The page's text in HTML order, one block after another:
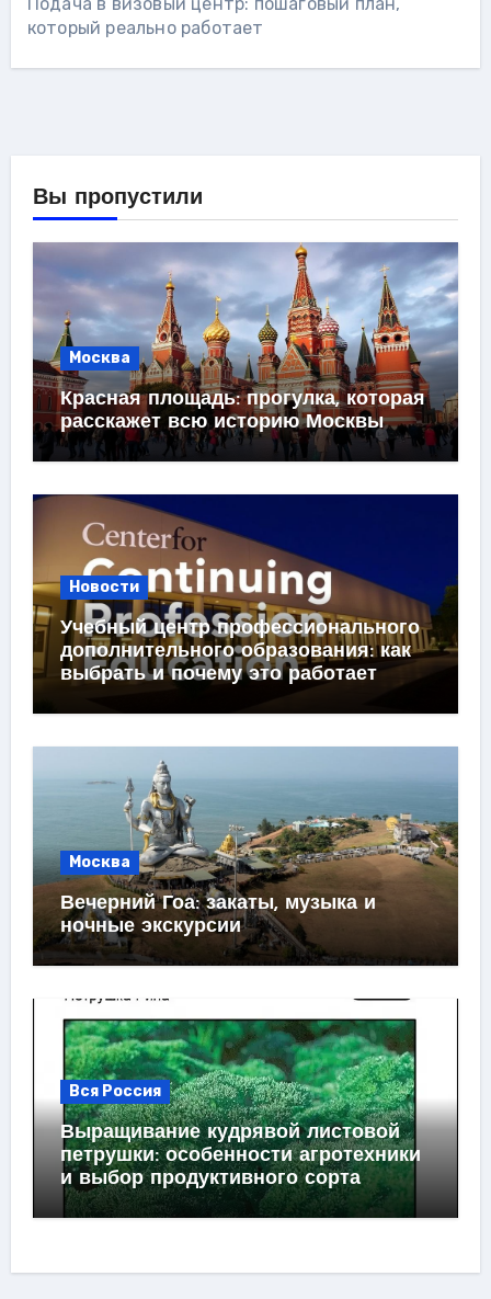
который реально работает
Вы пропустили
Москва
Красная площадь: прогулка, которая
расскажет всю историю Москвы
Новости
Учебный центр профессионального
дополнительного образования: как
выбрать и почему это работает
Москва
Вечерний Гоа: закаты, музыка и
ночные экскурсии
Вся Россия
Выращивание кудрявой листовой
петрушки: особенности агротехники
и выбор продуктивного сорта